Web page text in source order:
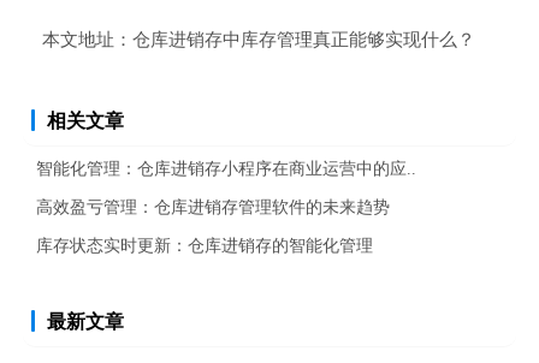
本文地址： 仓库进销存中库存管理真正能够实现什么？
相关文章
智能化管理：仓库进销存小程序在商业运营中的应..
高效盈亏管理：仓库进销存管理软件的未来趋势
库存状态实时更新：仓库进销存的智能化管理
最新文章